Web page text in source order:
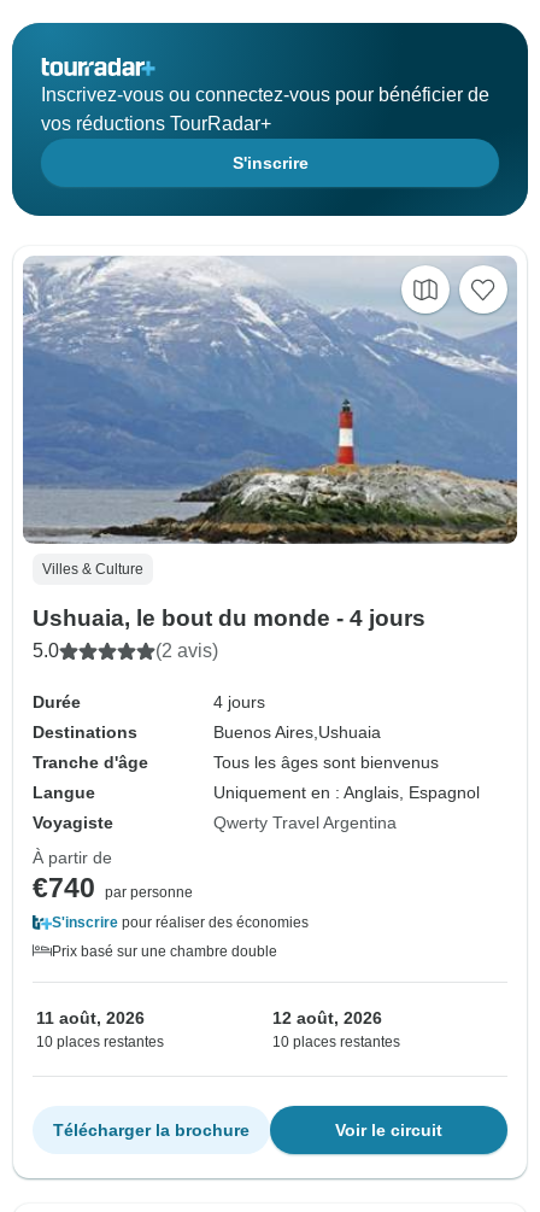
Inscrivez-vous ou connectez-vous pour bénéficier de
vos réductions TourRadar+
S'inscrire
Villes & Culture
Ushuaia, le bout du monde - 4 jours
5.0 (2 avis)
Durée
4 jours
Destinations
Buenos Aires,Ushuaia
Tranche d'âge
Tous les âges sont bienvenus
Langue
Uniquement en : Anglais, Espagnol
Voyagiste
Qwerty Travel Argentina
À partir de
€740
par personne
S'inscrire pour réaliser des économies
Prix basé sur une chambre double
11 août, 2026
10 places restantes
12 août, 2026
10 places restantes
Voir le circuit
Télécharger la brochure